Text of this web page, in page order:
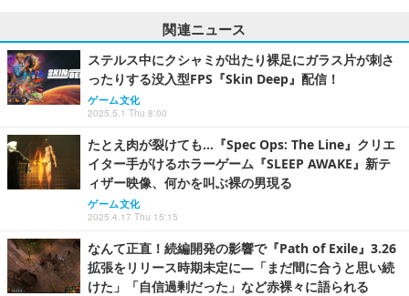
関連ニュース
ステルス中にクシャミが出たり裸足にガラス片が刺さ
ったりする没入型FPS『Skin Deep』配信！
ゲーム文化
2025.5.1 Thu 8:00
たとえ肉が裂けても…『Spec Ops: The Line』クリエ
イター手がけるホラーゲーム『SLEEP AWAKE』新テ
ィザー映像、何かを叫ぶ裸の男現る
ゲーム文化
2025.4.17 Thu 15:15
なんて正直！続編開発の影響で『Path of Exile』3.26
拡張をリリース時期未定に―「まだ間に合うと思い続
けた」「自信過剰だった」など赤裸々に語られる